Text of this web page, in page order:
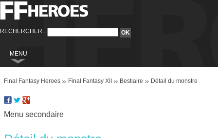
RECHERCHER :
MENU
Final Fantasy VIII
Final Fantasy Heroes Final Fantasy XII Bestiaire Détail du monstre
Menu secondaire